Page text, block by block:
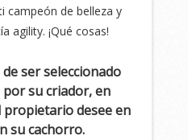
campeón de belleza y
agility. ¡Qué cosas!
ser seleccionado
su criador, en
propietario desee en
su cachorro.